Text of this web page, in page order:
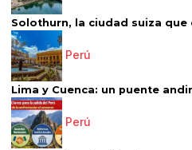
Solothurn, la ciudad suiza que
Perú
Lima y Cuenca: un puente
Perú